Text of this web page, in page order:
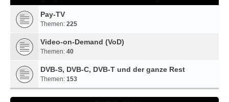
Pay-TV
Themen: 225
Video-on-Demand (VoD)
Themen: 40
DVB-S, DVB-C, DVB-T und der ganze Rest
Themen: 153